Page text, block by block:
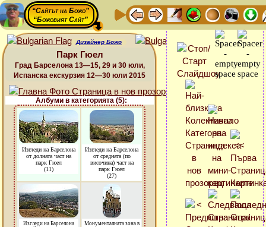
“Сайтът на Божо”
“Божовият Сайт”
Дизайнер Божо
Парк Гюел
Град Барселона 13—15, 29 и 30 юли,
Испанска екскурзия 12—30 юли 2015
Албуми в категорията (5):
Изгледи на Барселона
от долната част на
парк Гюел
(11)
Изгледи на Барселона
от средната (по
височина) част на
парк Гюел
(27)
Изгледи на Барселона
Монументалната зона в